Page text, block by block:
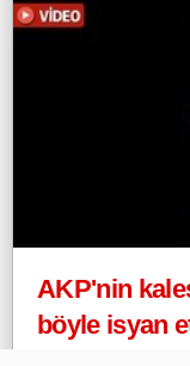
AKP'nin
böyle isyan